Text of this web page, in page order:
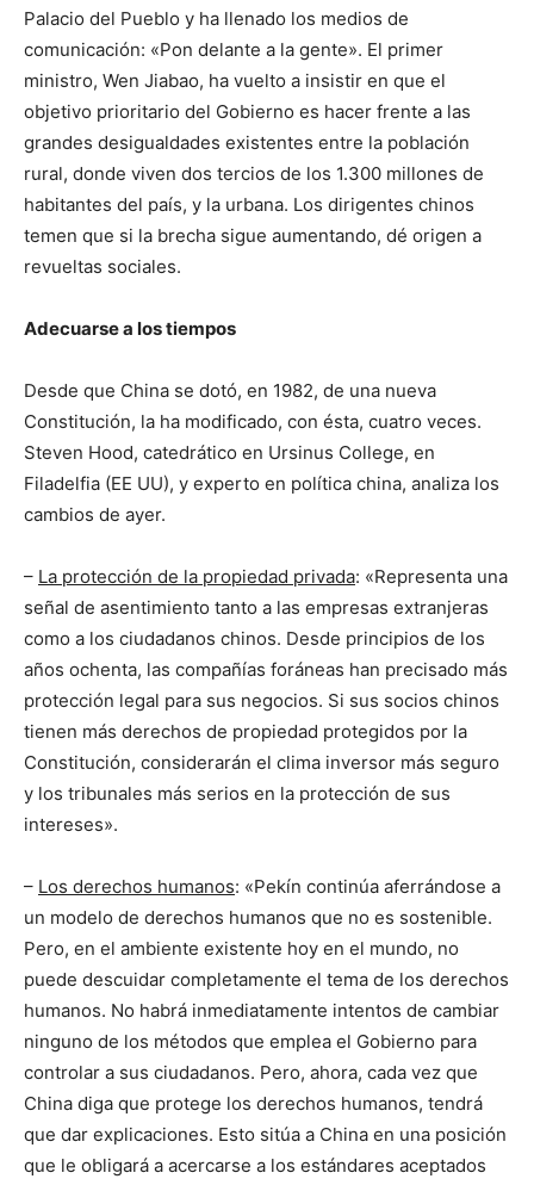
Palacio del Pueblo y ha llenado los medios de
comunicación: «Pon delante a la gente». El primer
ministro, Wen Jiabao, ha vuelto a insistir en que el
objetivo prioritario del Gobierno es hacer frente a las
grandes desigualdades existentes entre la población
rural, donde viven dos tercios de los 1.300 millones de
habitantes del país, y la urbana. Los dirigentes chinos
temen que si la brecha sigue aumentando, dé origen a
revueltas sociales.
Adecuarse a los tiempos
Desde que China se dotó, en 1982, de una nueva
Constitución, la ha modificado, con ésta, cuatro veces.
Steven Hood, catedrático en Ursinus College, en
Filadelfia (EE UU), y experto en política china, analiza los
cambios de ayer.
– La protección de la propiedad privada: «Representa una
señal de asentimiento tanto a las empresas extranjeras
como a los ciudadanos chinos. Desde principios de los
años ochenta, las compañías foráneas han precisado más
protección legal para sus negocios. Si sus socios chinos
tienen más derechos de propiedad protegidos por la
Constitución, considerarán el clima inversor más seguro
y los tribunales más serios en la protección de sus
intereses».
– Los derechos humanos: «Pekín continúa aferrándose a
un modelo de derechos humanos que no es sostenible.
Pero, en el ambiente existente hoy en el mundo, no
puede descuidar completamente el tema de los derechos
humanos. No habrá inmediatamente intentos de cambiar
ninguno de los métodos que emplea el Gobierno para
controlar a sus ciudadanos. Pero, ahora, cada vez que
China diga que protege los derechos humanos, tendrá
que dar explicaciones. Esto sitúa a China en una posición
que le obligará a acercarse a los estándares aceptados